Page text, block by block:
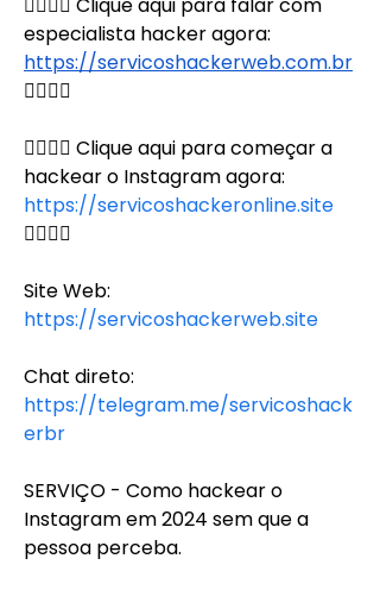
https://servicoshackerweb.com.br
👈🏻👈🏻
👉🏻👉🏻 Clique aqui para começar a
https://servicoshackeronline.site
👈🏻👈🏻
Site Web:
https://servicoshackerweb.site
Chat direto:
https://telegram.me/servicoshack
erbr
SERVIÇO - Como hackear o
Instagram em 2024 sem que a
pessoa perceba.